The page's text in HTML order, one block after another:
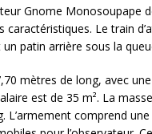
Gnome Monosoupape
caractéristiques. Le train
patin arrière sous la
mètres de long, avec
est de 35 m². La
L’armement comprend